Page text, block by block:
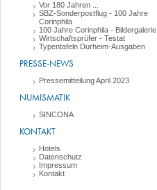
Vor 180 Jahren ...
SBZ-Sonderpostflug - 100 Jahre
Corinphila
100 Jahre Corinphila - Bildergalerie
Wirtschaftsprüfer - Testat
Typentafeln Durheim-Ausgaben
PRESSE-NEWS
Pressemitteilung April 2023
NUMISMATIK
SINCONA
KONTAKT
Hotels
Datenschutz
Impressum
Kontakt